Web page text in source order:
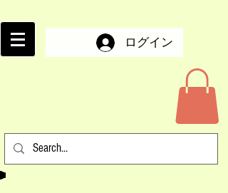
ログイン